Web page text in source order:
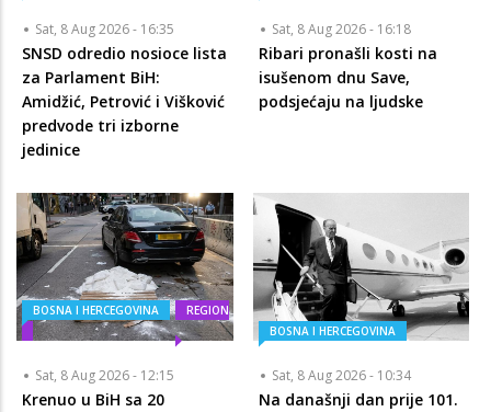
Sat, 8 Aug 2026 - 16:35
SNSD odredio nosioce lista
za Parlament BiH:
Amidžić, Petrović i Višković
predvode tri izborne
jedinice
Sat, 8 Aug 2026 - 16:18
Ribari pronašli kosti na
isušenom dnu Save,
podsjećaju na ljudske
BOSNA I HERCEGOVINA REGION
Sat, 8 Aug 2026 - 12:15
Krenuo u BiH sa 20
BOSNA I HERCEGOVINA
Sat, 8 Aug 2026 - 10:34
Na današnji dan prije 101.